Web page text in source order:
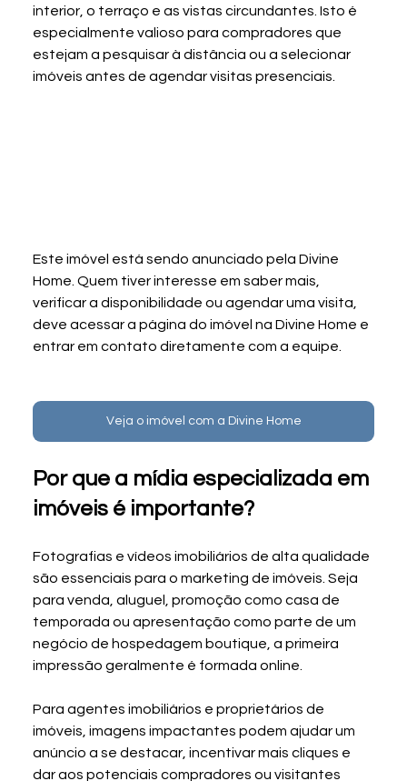
interior, o terraço e as vistas circundantes. Isto é
especialmente valioso para compradores que
estejam a pesquisar à distância ou a selecionar
imóveis antes de agendar visitas presenciais.
Este imóvel está sendo anunciado pela Divine
Home. Quem tiver interesse em saber mais,
verificar a disponibilidade ou agendar uma visita,
deve acessar a página do imóvel na Divine Home e
entrar em contato diretamente com a equipe.
Veja o imóvel com a Divine Home
Por que a mídia especializada em
imóveis é importante?
Fotografias e vídeos imobiliários de alta qualidade
são essenciais para o marketing de imóveis. Seja
para venda, aluguel, promoção como casa de
temporada ou apresentação como parte de um
negócio de hospedagem boutique, a primeira
impressão geralmente é formada online.
Para agentes imobiliários e proprietários de
imóveis, imagens impactantes podem ajudar um
anúncio a se destacar, incentivar mais cliques e
dar aos potenciais compradores ou visitantes